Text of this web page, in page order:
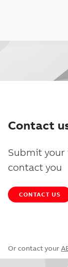
Contact
Submit your
contact you
CONTACT US
Or contact your